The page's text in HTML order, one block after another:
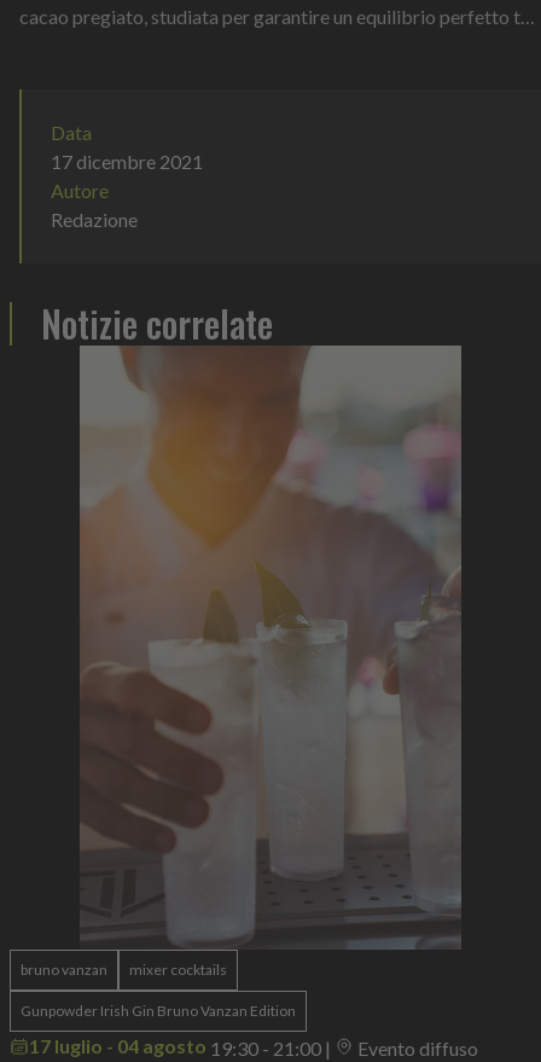
cacao pregiato, studiata per garantire un equilibrio perfetto tra
Data
17 dicembre 2021
Autore
Redazione
Notizie correlate
bruno vanzan mixer cocktails
Gunpowder Irish Gin Bruno Vanzan Edition
17 luglio - 04 agosto 19:30 - 21:00 | Evento diffuso